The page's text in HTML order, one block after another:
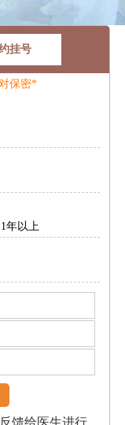
挂号
保密*
1年以上
馈给医生进行